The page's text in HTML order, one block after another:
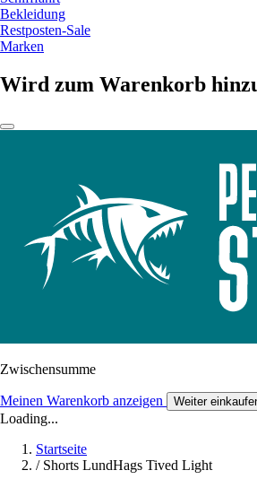
Bekleidung
Restposten-Sale
Marken
Wird zum Warenkorb
Zwischensumme
Meinen Warenkorb anzeigen Weiter
Loading...
Startseite
/ Shorts LundHags Tived Light